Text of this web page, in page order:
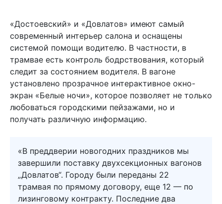
«Достоевский» и «Довлатов» имеют самый
современный интерьер салона и оснащены
системой помощи водителю. В частности, в
трамвае есть контроль бодрствования, который
следит за состоянием водителя. В вагоне
установлено прозрачное интерактивное окно-
экран «Белые ночи», которое позволяет не только
любоваться городскими пейзажами, но и
получать различную информацию.
«В преддверии новогодних праздников мы
завершили поставку двухсекционных вагонов
„Довлатов“. Городу были переданы 22
трамвая по прямому договору, еще 12 — по
лизинговому контракту. Последние два